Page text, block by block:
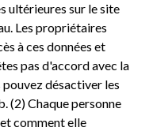
ultérieures sur le site
Les propriétaires
à ces données et
pas d'accord avec la
désactiver les
(2) Chaque personne
comment elle